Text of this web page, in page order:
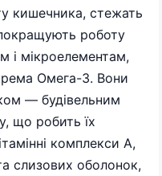
кишечника, стежать
роботу
і мікроелементам,
Омега-3. Вони
— будівельним
що робить їх
комплекси А,
слизових оболонок,